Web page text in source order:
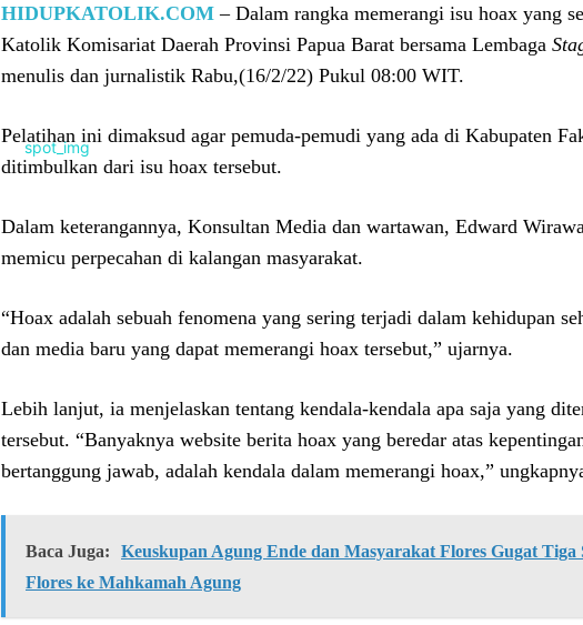
HIDUPKATOLIK.COM – Dalam rangka memerangi isu hoax yang
Katolik Komisariat Daerah Provinsi Papua Barat bersama Lembaga
menulis dan jurnalistik Rabu,(16/2/22) Pukul 08:00 WIT.
Pelatihan ini dimaksud agar pemuda-pemudi yang ada di Kabupaten
ditimbulkan dari isu hoax tersebut.
Dalam keterangannya, Konsultan Media dan wartawan, Edward
memicu perpecahan di kalangan masyarakat.
“Hoax adalah sebuah fenomena yang sering terjadi dalam kehidupan
dan media baru yang dapat memerangi hoax tersebut,” ujarnya.
Lebih lanjut, ia menjelaskan tentang kendala-kendala apa saja yang
tersebut. “Banyaknya website berita hoax yang beredar atas
bertanggung jawab, adalah kendala dalam memerangi hoax,”
Baca Juga:
Keuskupan Agung Ende dan Masyarakat Flores Gugat
Flores ke Mahkamah Agung